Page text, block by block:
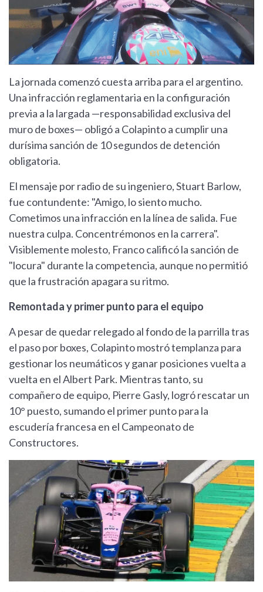
La jornada comenzó cuesta arriba para el argentino.
Una infracción reglamentaria en la configuración
previa a la largada —responsabilidad exclusiva del
muro de boxes— obligó a Colapinto a cumplir una
durísima sanción de 10 segundos de detención
obligatoria.
El mensaje por radio de su ingeniero, Stuart Barlow,
fue contundente: "Amigo, lo siento mucho.
Cometimos una infracción en la línea de salida. Fue
nuestra culpa. Concentrémonos en la carrera".
Visiblemente molesto, Franco calificó la sanción de
"locura" durante la competencia, aunque no permitió
que la frustración apagara su ritmo.
Remontada y primer punto para el equipo
A pesar de quedar relegado al fondo de la parrilla tras
el paso por boxes, Colapinto mostró templanza para
gestionar los neumáticos y ganar posiciones vuelta a
vuelta en el Albert Park. Mientras tanto, su
compañero de equipo, Pierre Gasly, logró rescatar un
10° puesto, sumando el primer punto para la
escudería francesa en el Campeonato de
Constructores.